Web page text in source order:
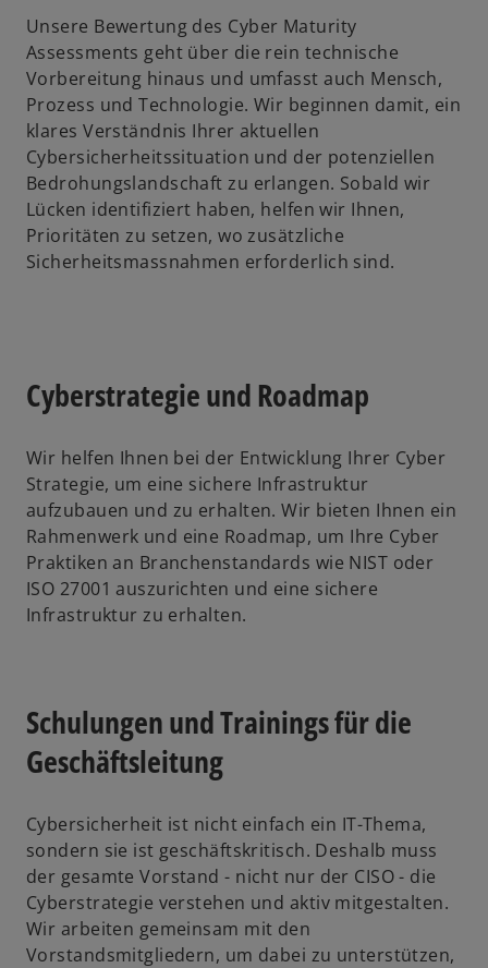
k
a
r
t
e
g
e
ö
f
f
n
Unsere Bewertung des Cyber Maturity
Assessments geht über die rein technische
Vorbereitung hinaus und umfasst auch Mensch,
Prozess und Technologie. Wir beginnen damit, ein
klares Verständnis Ihrer aktuellen
Cybersicherheitssituation und der potenziellen
Bedrohungslandschaft zu erlangen. Sobald wir
Lücken identifiziert haben, helfen wir Ihnen,
Prioritäten zu setzen, wo zusätzliche
Sicherheitsmassnahmen erforderlich sind.
Cyberstrategie und Roadmap
Wir helfen Ihnen bei der Entwicklung Ihrer Cyber
Strategie, um eine sichere Infrastruktur
aufzubauen und zu erhalten. Wir bieten Ihnen ein
Rahmenwerk und eine Roadmap, um Ihre Cyber
Praktiken an Branchenstandards wie NIST oder
ISO 27001 auszurichten und eine sichere
Infrastruktur zu erhalten.
Schulungen und Trainings für die
Geschäftsleitung
Cybersicherheit ist nicht einfach ein IT-Thema,
sondern sie ist geschäftskritisch. Deshalb muss
der gesamte Vorstand - nicht nur der CISO - die
Cyberstrategie verstehen und aktiv mitgestalten.
Wir arbeiten gemeinsam mit den
Vorstandsmitgliedern, um dabei zu unterstützen,